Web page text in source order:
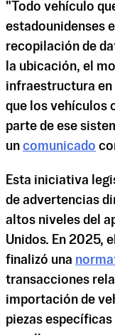
"Todo vehículo
estadounidenses
recopilación de
la ubicación, el
infraestructura
que los vehículos
parte de ese
un comunicado
Esta iniciativa
de advertencias
altos niveles del
Unidos. En 2025,
finalizó una
transacciones
importación de
piezas